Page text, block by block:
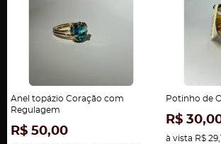
Anel topázio Coração com
Regulagem
R$ 50,00
Potinho de
R$
à vista R$